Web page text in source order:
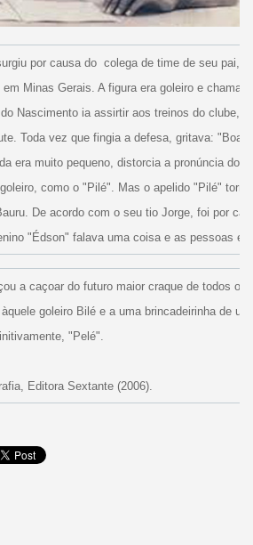
causa do colega de time de seu pai,
Minas Gerais. A figura era goleiro e
Nascimento ia assirtir aos treinos do clube,
Toda vez que fingia a defesa, gritava: "Boa,
era muito pequeno, distorcia a pronúncia do
como o "Pilé". Mas o apelido "Pilé"
De acordo com o seu tio Jorge, foi por
"Édson" falava uma coisa e as pessoas
a caçoar do futuro maior craque de todos os
goleiro Bilé e a uma brincadeirinha de
"Pelé".
Editora Sextante (2006).